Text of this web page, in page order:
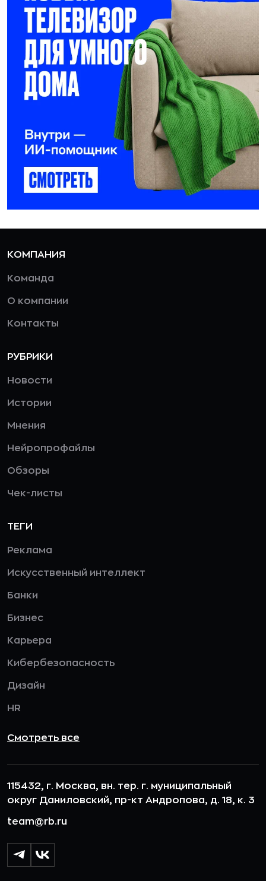
КОМПАНИЯ
Команда
О компании
Контакты
РУБРИКИ
Новости
Истории
Мнения
Нейропрофайлы
Обзоры
Чек-листы
ТЕГИ
Реклама
Искусственный интеллект
Банки
Бизнес
Карьера
Кибербезопасность
Дизайн
HR
Смотреть все
115432, г. Москва, вн. тер. г. муниципальный
округ Даниловский, пр-кт Андропова, д. 18, к. 3
team@rb.ru